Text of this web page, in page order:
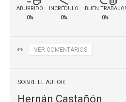
ABURRIDO
0%
INCRÉDULO
0%
¡BUEN TRABAJO!
0%
✏️ VER COMENTARIOS
SOBRE EL AUTOR
Hernán Castañón